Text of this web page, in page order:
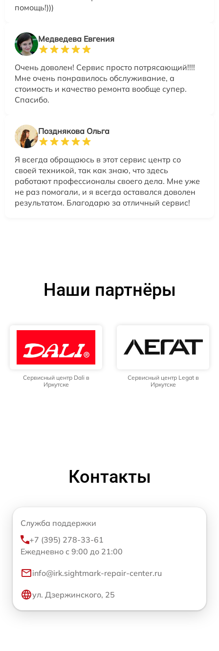
помощь!)))
Медведева Евгения
Очень доволен! Сервис просто потрясающий!!!!
Мне очень понравилось обслуживание, а
стоимость и качество ремонта вообще супер.
Спасибо.
Позднякова Ольга
Я всегда обращаюсь в этот сервис центр со
своей техникой, так как знаю, что здесь
работают профессионалы своего дела. Мне уже
не раз помогали, и я всегда оставался доволен
результатом. Благодарю за отличный сервис!
Наши партнёры
Сервисный центр Dali в
Иркутске
Сервисный центр Legat в
Иркутске
Контакты
Служба поддержки
+7 (395) 278-33-61
Ежедневно с 9:00 до 21:00
info@irk.sightmark-repair-center.ru
ул. Дзержинского, 25